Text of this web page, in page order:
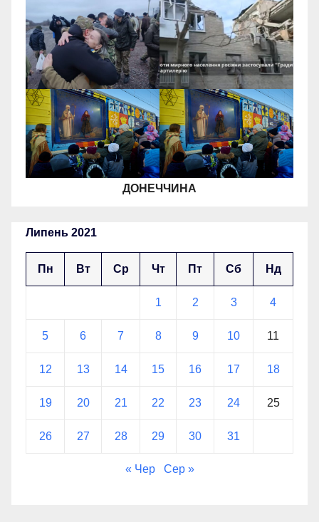
ДОНЕЧЧИНА
Липень 2021
Пн Вт Ср Чт Пт Сб Нд
1 2 3 4
5 6 7 8 9 10 11
12 13 14 15 16 17 18
19 20 21 22 23 24 25
26 27 28 29 30 31
« Чер Сер »